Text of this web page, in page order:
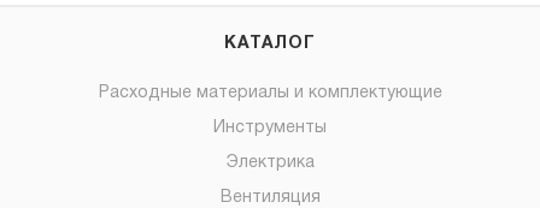
КАТАЛОГ
Расходные материалы и комплектующие
Инструменты
Электрика
Вентиляция